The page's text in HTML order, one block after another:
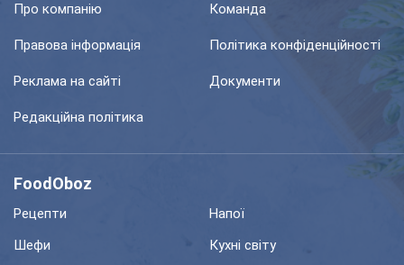
Про компанію Команда
Правова інформація Політика конфіденційності
Реклама на сайті Документи
Редакційна політика
FoodOboz
Рецепти
Напої
Шефи
Кухні світу